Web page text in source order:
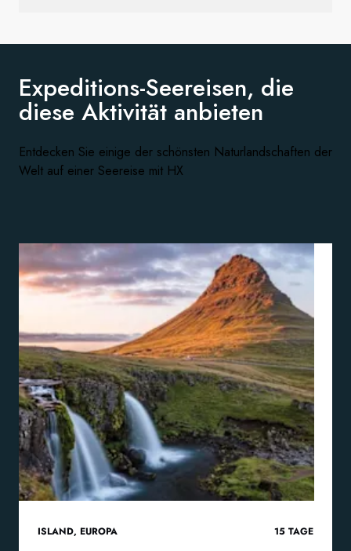
Expeditions-Seereisen, die
diese Aktivität anbieten
Entdecken Sie einige der schönsten Naturlandschaften der
Welt auf einer Seereise mit HX
ISLAND, EUROPA 15 TAGE